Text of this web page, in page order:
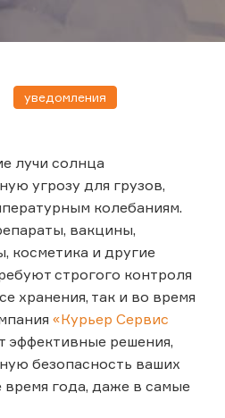
уведомления
лучи солнца
угрозу для грузов,
колебаниям.
вакцины,
косметика и другие
строгого контроля
хранения, так и во время
«Курьер Сервис
эффективные решения,
безопасность ваших
года, даже в самые